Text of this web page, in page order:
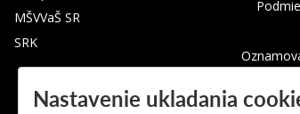
MŠVVaŠ SR
SRK
Nastavenie ukladania